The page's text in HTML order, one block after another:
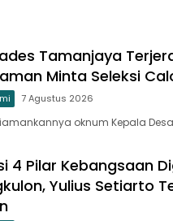
Tamanjaya
Minta Seleksi
7 Agustus 2026
oknum Kepala
4 Pilar Kebangsaan
Yulius Setiarto